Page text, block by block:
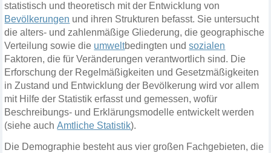
statistisch und theoretisch mit der Entwicklung von
Bevölkerungen und ihren Strukturen befasst. Sie untersucht
die alters- und zahlenmäßige Gliederung, die geographische
Verteilung sowie die umwelt­bedingten undsozialen
Faktoren, die für Veränderungen verantwortlich sind. Die
Erforschung der Regelmäßigkeiten und Gesetzmäßigkeiten
in Zustand und Entwicklung der Bevölkerung wird vor allem
mit Hilfe der Statistik erfasst und gemessen, wofür
Beschreibungs- und Erklärungsmodelle entwickelt werden
(siehe auchAmtliche Statistik).
Die Demographie besteht aus vier großen Fachgebieten, die